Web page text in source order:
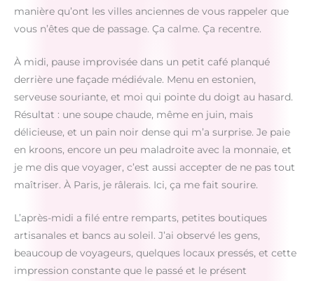
manière qu’ont les villes anciennes de vous rappeler que
vous n’êtes que de passage. Ça calme. Ça recentre.
À midi, pause improvisée dans un petit café planqué
derrière une façade médiévale. Menu en estonien,
serveuse souriante, et moi qui pointe du doigt au hasard.
Résultat : une soupe chaude, même en juin, mais
délicieuse, et un pain noir dense qui m’a surprise. Je paie
en kroons, encore un peu maladroite avec la monnaie, et
je me dis que voyager, c’est aussi accepter de ne pas tout
maîtriser. À Paris, je râlerais. Ici, ça me fait sourire.
L’après-midi a filé entre remparts, petites boutiques
artisanales et bancs au soleil. J’ai observé les gens,
beaucoup de voyageurs, quelques locaux pressés, et cette
impression constante que le passé et le présent